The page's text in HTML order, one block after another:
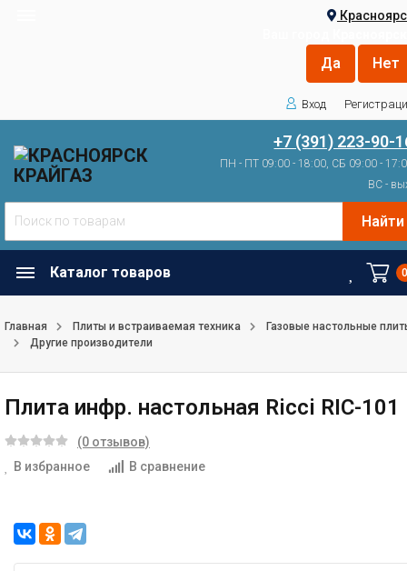
Вход
+7 (391) 223-90-
ПН - ПТ 09:00 - 18:00, СБ 09:00 -
ВС -
Найти
Каталог товаров
Главная Плиты и встраиваемая техника
Газовые настольные
Другие производители
Плита инфр. настольная Ricci RIC-101
(0 отзывов)
В избранное
В сравнение